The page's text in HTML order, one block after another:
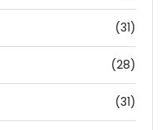
(31)
(28)
(31)